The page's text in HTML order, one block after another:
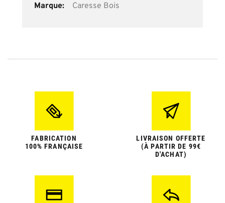
Caresse Bois
FABRICATION
100% FRANÇAISE
LIVRAISON OFFERTE
(À PARTIR DE 99€
D'ACHAT)